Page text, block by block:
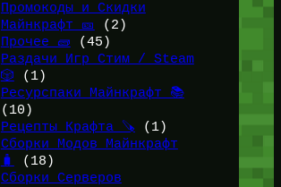
Промокоды и Скидки
Майнкрафт 🎫
(2)
Прочее 🧱 (45)
Раздачи Игр Стим / Steam
🎲 (1)
Ресурспаки Майнкрафт 📚
(10)
Рецепты Крафта 🪚 (1)
Сборки Модов Майнкрафт
🧳
(18)
Сборки Серверов